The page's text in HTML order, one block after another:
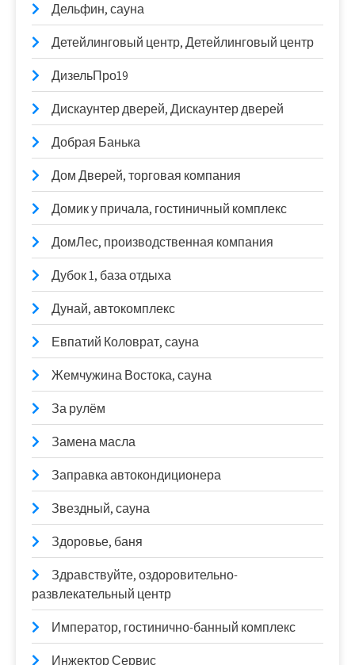
Дельфин, сауна
Детейлинговый центр, Детейлинговый центр
ДизельПро19
Дискаунтер дверей, Дискаунтер дверей
Добрая Банька
Дом Дверей, торговая компания
Домик у причала, гостиничный комплекс
ДомЛес, производственная компания
Дубок 1, база отдыха
Дунай, автокомплекс
Евпатий Коловрат, сауна
Жемчужина Востока, сауна
За рулём
Замена масла
Заправка автокондиционера
Звездный, сауна
Здоровье, баня
Здравствуйте, оздоровительно-
развлекательный центр
Император, гостинично-банный комплекс
Инжектор Сервис